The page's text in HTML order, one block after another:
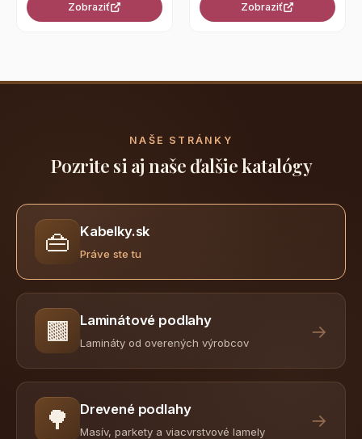
Zobraziť Zobraziť
NAŠE STRÁNKY
Pozrite si aj naše ďalšie katalógy
👜 Kabelky.sk
Práve ste tu
🟫 Laminátové podlahy
Lamináty od overených výrobcov
→
🌳 Drevené podlahy
Masív, parkety a viacvrstvové lamely
→